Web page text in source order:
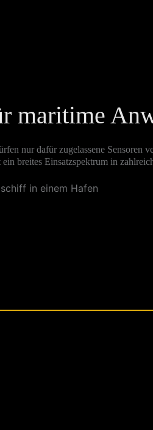
maritime
nur dafür zugelassene
breites Einsatzspektrum in